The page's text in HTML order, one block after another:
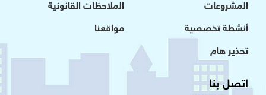
المشروعات
أنشطة تخصصية
تحذير هام
الملاحظات القانونية
مواقعنا
اتصل بنا